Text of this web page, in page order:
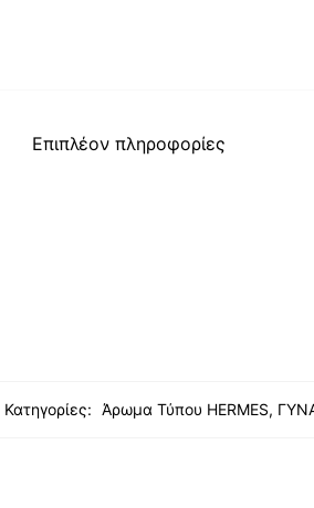
Επιπλέον πληροφορίες
Κατηγορίες: Άρωμα Τύπου HERMES,